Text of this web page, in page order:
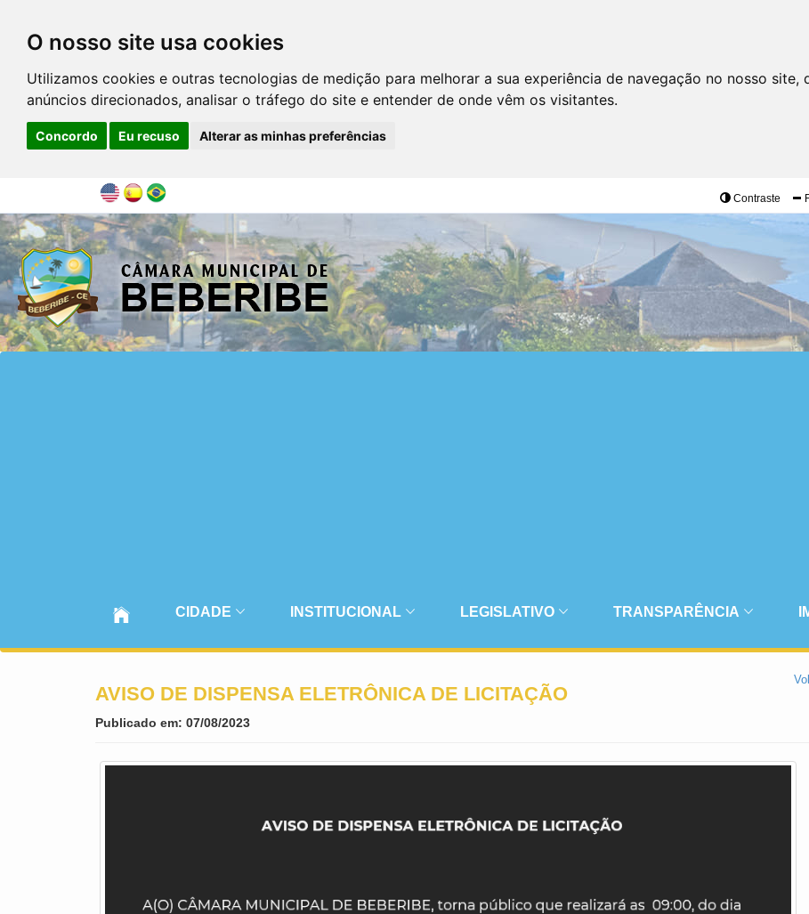
O nosso site usa cookies
Utilizamos cookies e outras tecnologias de medição para melhorar a sua experiência de navegação no nosso
anúncios direcionados, analisar o tráfego do site e entender de onde vêm os visitantes.
Concordo Eu recuso Alterar as minhas preferências
Contraste
CIDADE INSTITUCIONAL LEGISLATIVO TRANSPARÊNCIA
AVISO DE DISPENSA ELETRÔNICA DE LICITAÇÃO
Publicado em: 07/08/2023